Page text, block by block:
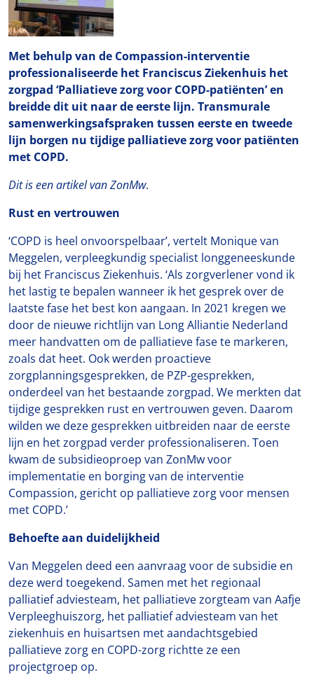
Met behulp van de Compassion-interventie
professionaliseerde het Franciscus Ziekenhuis het
zorgpad ‘Palliatieve zorg voor COPD-patiënten’ en
breidde dit uit naar de eerste lijn. Transmurale
samenwerkingsafspraken tussen eerste en tweede
lijn borgen nu tijdige palliatieve zorg voor patiënten
met COPD.
Dit is een artikel van ZonMw.
Rust en vertrouwen
‘COPD is heel onvoorspelbaar’, vertelt Monique van
Meggelen, verpleegkundig specialist longgeneeskunde
bij het Franciscus Ziekenhuis. ‘Als zorgverlener vond ik
het lastig te bepalen wanneer ik het gesprek over de
laatste fase het best kon aangaan. In 2021 kregen we
door de nieuwe richtlijn van Long Alliantie Nederland
meer handvatten om de palliatieve fase te markeren,
zoals dat heet. Ook werden proactieve
zorgplanningsgesprekken, de PZP-gesprekken,
onderdeel van het bestaande zorgpad. We merkten dat
tijdige gesprekken rust en vertrouwen geven. Daarom
wilden we deze gesprekken uitbreiden naar de eerste
lijn en het zorgpad verder professionaliseren. Toen
kwam de subsidieoproep van ZonMw voor
implementatie en borging van de interventie
Compassion, gericht op palliatieve zorg voor mensen
met COPD.’
Behoefte aan duidelijkheid
Van Meggelen deed een aanvraag voor de subsidie en
deze werd toegekend. Samen met het regionaal
palliatief adviesteam, het palliatieve zorgteam van Aafje
Verpleeghuiszorg, het palliatief adviesteam van het
ziekenhuis en huisartsen met aandachtsgebied
palliatieve zorg en COPD-zorg richtte ze een
projectgroep op.